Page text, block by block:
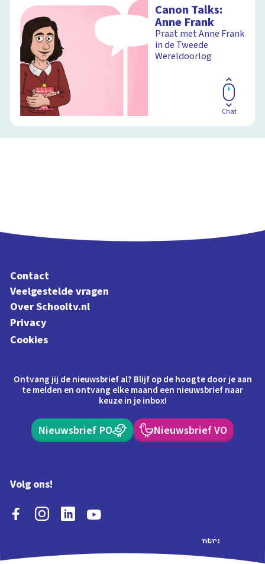
Canon Talks:
Anne Frank
Praat met Anne Frank
in de Tweede
Wereldoorlog
Chat
Contact
Veelgestelde vragen
Over Schooltv.nl
Privacy
Cookies
Ontvang jij de nieuwsbrief al? Blijf op de hoogte door je aan
te melden en ontvang elke maand een nieuwsbrief naar
keuze in je inbox!
Nieuwsbrief PO Nieuwsbrief VO
Volg ons!